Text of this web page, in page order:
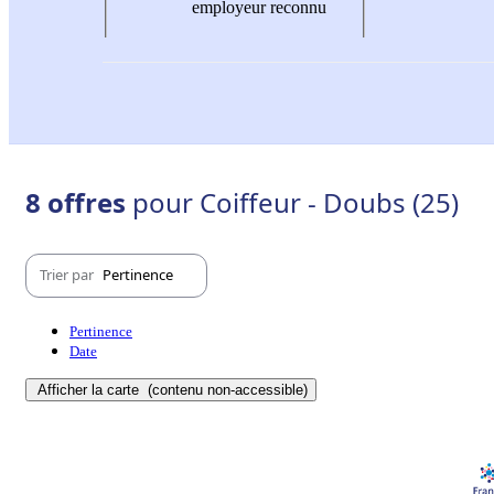
employeur reconnu
8 offres pour Coiffeur - Doubs (25)
Trier par Pertinence
Pertinence
Date
Afficher la carte (contenu non-accessible)